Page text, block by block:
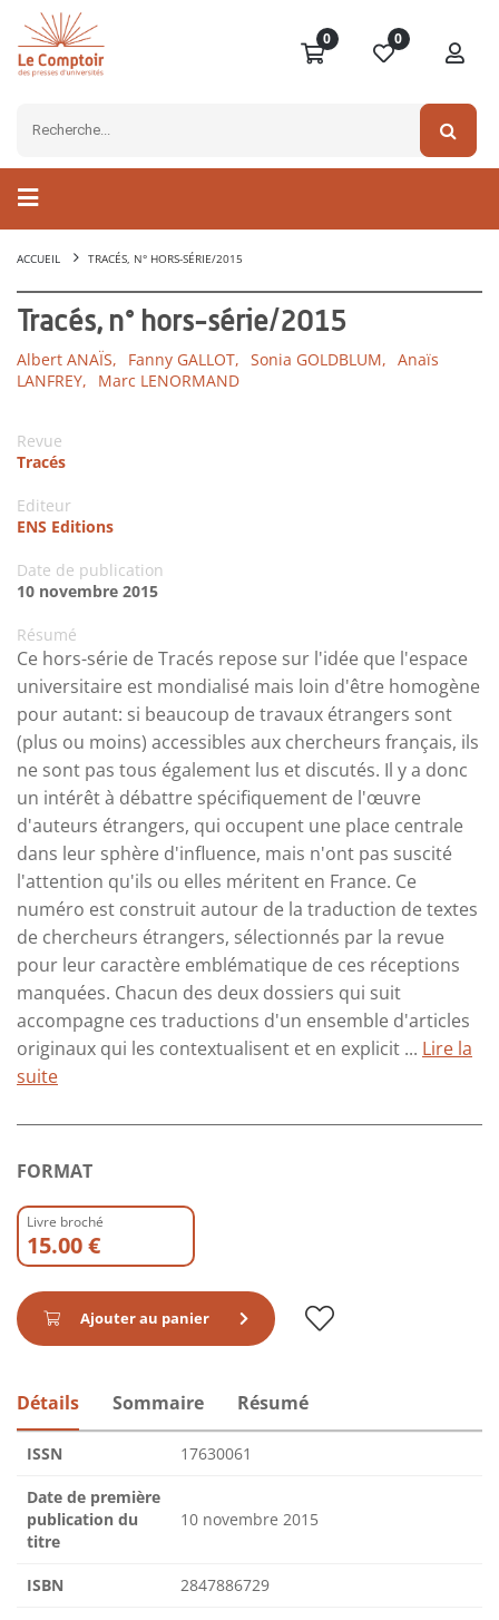
0 0
ACCUEIL TRACÉS, N° HORS-SÉRIE/2015
Tracés, n° hors-série/2015
Albert ANAÏS, Fanny GALLOT, Sonia GOLDBLUM, Anaïs
LANFREY,
Marc LENORMAND
Revue
Tracés
Editeur
ENS Editions
Date de publication
10 novembre 2015
Résumé
Ce hors-série de Tracés repose sur l'idée que l'espace
universitaire est mondialisé mais loin d'être homogène
pour autant: si beaucoup de travaux étrangers sont
(plus ou moins) accessibles aux chercheurs français, ils
ne sont pas tous également lus et discutés. Il y a donc
un intérêt à débattre spécifiquement de l'œuvre
d'auteurs étrangers, qui occupent une place centrale
dans leur sphère d'influence, mais n'ont pas suscité
l'attention qu'ils ou elles méritent en France. Ce
numéro est construit autour de la traduction de textes
de chercheurs étrangers, sélectionnés par la revue
pour leur caractère emblématique de ces réceptions
manquées. Chacun des deux dossiers qui suit
accompagne ces traductions d'un ensemble d'articles
originaux qui les contextualisent et en explicit ... Lire la
suite
FORMAT
Livre broché
15.00 €
Ajouter au panier
Détails Sommaire Résumé
ISSN 17630061
Date de première
publication du
titre
10 novembre 2015
ISBN 2847886729